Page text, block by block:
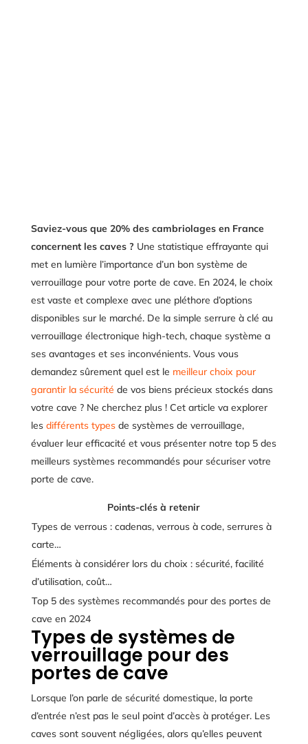
Saviez-vous que 20% des cambriolages en France
concernent les caves ? Une statistique effrayante qui
met en lumière l’importance d’un bon système de
verrouillage pour votre porte de cave. En 2024, le choix
est vaste et complexe avec une pléthore d’options
disponibles sur le marché. De la simple serrure à clé au
verrouillage électronique high-tech, chaque système a
ses avantages et ses inconvénients. Vous vous
demandez sûrement quel est le meilleur choix pour
garantir la sécurité de vos biens précieux stockés dans
votre cave ? Ne cherchez plus ! Cet article va explorer
les différents typesde systèmes de verrouillage,
évaluer leur efficacité et vous présenter notre top 5 des
meilleurs systèmes recommandés pour sécuriser votre
porte de cave.
Points-clés à retenir
Types de verrous : cadenas, verrous à code, serrures à
carte…
Éléments à considérer lors du choix : sécurité, facilité
d’utilisation, coût…
Top 5 des systèmes recommandés pour des portes de
cave en 2024
Types de systèmes de
verrouillage pour des
portes de cave
Lorsque l’on parle de sécurité domestique, la porte
d’entrée n’est pas le seul point d’accès à protéger. Les
caves sont souvent négligées, alors qu’elles peuvent